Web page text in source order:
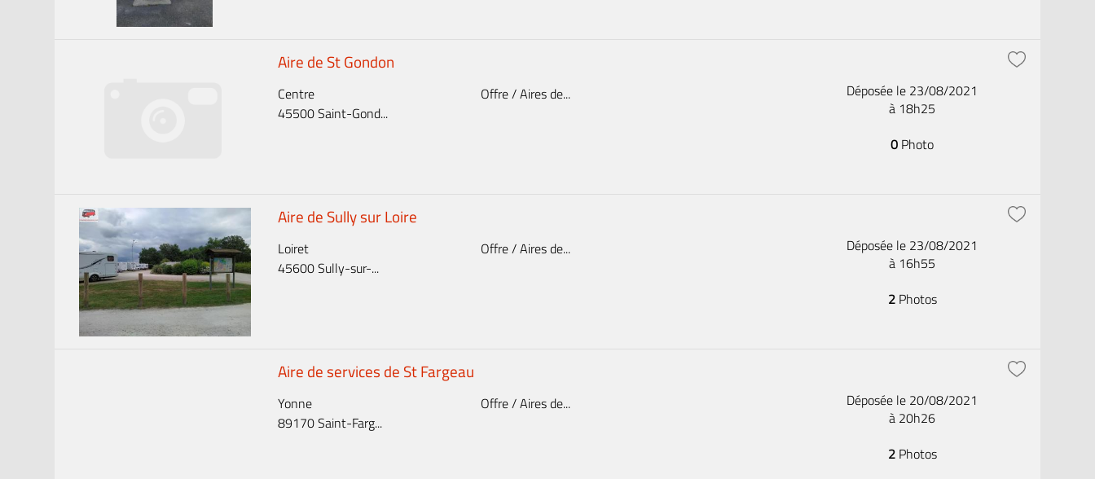
Aire de St Gondon
Centre
45500 Saint-Gond...
Offre / Aires de...
Déposée le 23/08/2021
à 18h25
0 Photo
Aire de Sully sur Loire
Loiret
45600 Sully-sur-...
Offre / Aires de...
Déposée le 23/08/2021
à 16h55
2Photos
Aire de services de St Fargeau
Yonne
89170 Saint-Farg...
Offre / Aires de...
Déposée le 20/08/2021
à 20h26
2Photos